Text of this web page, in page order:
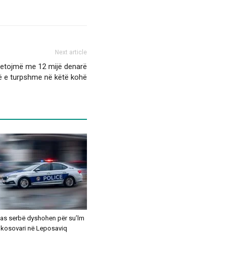
Next article
me 12 mijë denarë
e turpshme në këtë kohë
serbë dyshohen për su’lm
në Leposaviq